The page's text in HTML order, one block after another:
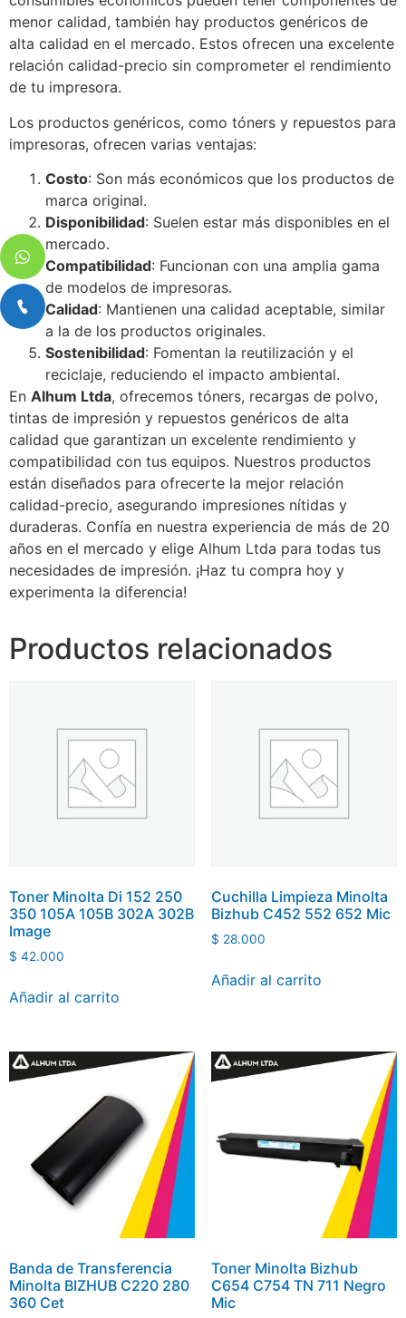
menor calidad, también hay productos genéricos de
alta calidad en el mercado. Estos ofrecen una excelente
relación calidad-precio sin comprometer el rendimiento
de tu impresora.
Los productos genéricos, como tóners y repuestos para
impresoras, ofrecen varias ventajas:
Costo: Son más económicos que los productos de
marca original.
Disponibilidad: Suelen estar más disponibles en el
mercado.
Compatibilidad: Funcionan con una amplia gama
de modelos de impresoras.
Calidad: Mantienen una calidad aceptable, similar
a la de los productos originales.
Sostenibilidad: Fomentan la reutilización y el
reciclaje, reduciendo el impacto ambiental.
En Alhum Ltda, ofrecemos tóners, recargas de polvo,
tintas de impresión y repuestos genéricos de alta
calidad que garantizan un excelente rendimiento y
compatibilidad con tus equipos. Nuestros productos
están diseñados para ofrecerte la mejor relación
calidad-precio, asegurando impresiones nítidas y
duraderas. Confía en nuestra experiencia de más de 20
años en el mercado y elige Alhum Ltda para todas tus
necesidades de impresión. ¡Haz tu compra hoy y
experimenta la diferencia!
Productos relacionados
Toner Minolta Di 152 250
350 105A 105B 302A 302B
Image
$ 42.000
Añadir al carrito
Cuchilla Limpieza Minolta
Bizhub C452 552 652 Mic
$ 28.000
Añadir al carrito
Banda de Transferencia
Minolta BIZHUB C220 280
360 Cet
Toner Minolta Bizhub
C654 C754 TN 711 Negro
Mic